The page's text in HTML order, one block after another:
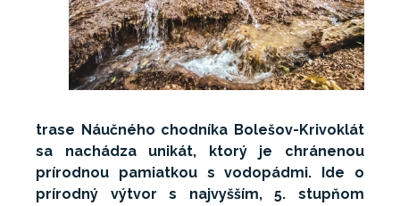
trase Náučného chodníka Bolešov-Krivoklát
sa nachádza unikát, ktorý je chránenou
prírodnou pamiatkou s vodopádmi. Ide o
prírodný výtvor s najvyšším, 5. stupňom